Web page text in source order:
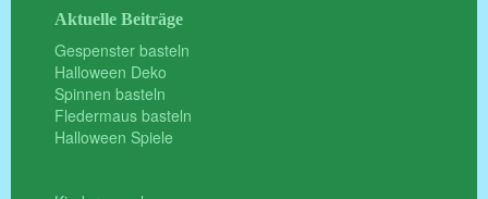
Aktuelle Beiträge
Gespenster basteln
Halloween Deko
Spinnen basteln
Fledermaus basteln
Halloween Spiele